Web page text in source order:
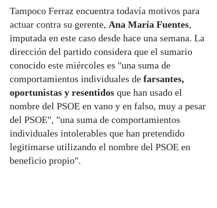
Tampoco Ferraz encuentra todavía motivos para
actuar contra su gerente, Ana María Fuentes,
imputada en este caso desde hace una semana. La
dirección del partido considera que el sumario
conocido este miércoles es "una suma de
comportamientos individuales de farsantes,
oportunistas y resentidos que han usado el
nombre del PSOE en vano y en falso, muy a pesar
del PSOE", "una suma de comportamientos
individuales intolerables que han pretendido
legitimarse utilizando el nombre del PSOE en
beneficio propio".